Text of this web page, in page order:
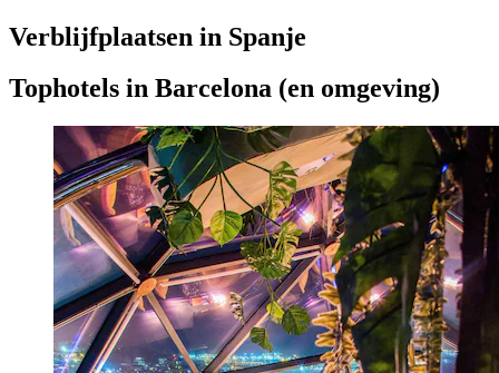
Verblijfplaatsen in Spanje
Tophotels in Barcelona (en omgeving)